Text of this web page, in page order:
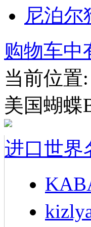
尼泊尔
购物车中
当前位置:
美国蝴蝶
进口世界